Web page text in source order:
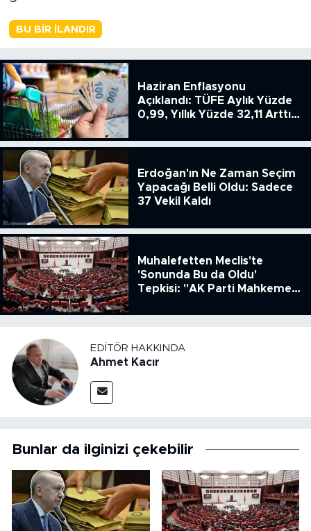
BU BIR İLANDIR
Haziran Enflasyonu
Açıklandı: TÜFE Aylık Yüzde
0,99, Yıllık Yüzde 32,11 Arttı,
51.49
Erdoğan'ın Ne Zaman Seçim
Yapacağı Belli Oldu: Sadece
37 Vekil Kaldı
Muhalefetten Meclis'te
'Sonunda Bu da Oldu'
Tepkisi: "AK Parti Mahkeme
Kanun Çıkardı"
EDITÖR HAKKINDA
Ahmet Kacır
Bunlar da ilginizi çekebilir